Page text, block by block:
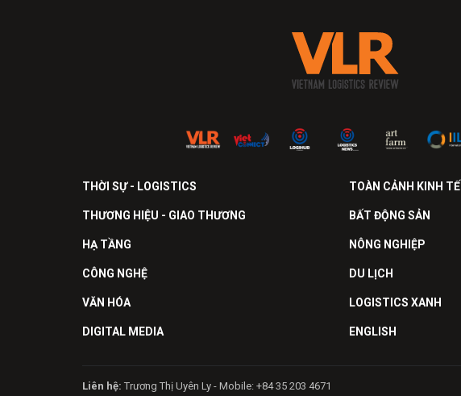
THỜI SỰ - LOGISTICS TOÀN CẢNH KINH TẾ
THƯƠNG HIỆU - GIAO THƯƠNG BẤT ĐỘNG SẢN
HẠ TẦNG NÔNG NGHIỆP
CÔNG NGHỆ DU LỊCH
VĂN HÓA LOGISTICS XANH
DIGITAL MEDIA ENGLISH
Liên hệ: Trương Thị Uyên Ly - Mobile: +84 35 203 4671